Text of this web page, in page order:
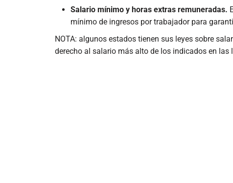
Salario mínimo y horas extras remuneradas.
mínimo de ingresos por trabajador para
NOTA: algunos estados tienen sus leyes sobre
derecho al salario más alto de los indicados en las